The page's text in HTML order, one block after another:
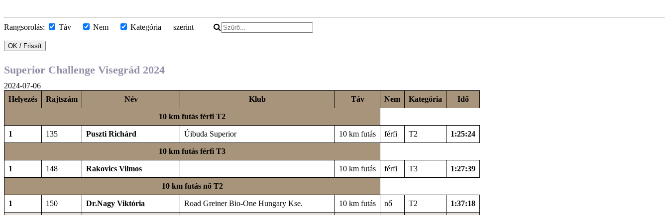
Rangsorolás: Táv Nem Kategória szerint
Superior Challenge Visegrád 2024
2024-07-06
Helyezés
Rajtszám Név Klub Táv Nem Kategória Idő
10 km futás férfi T2
1 135 Puszti Richárd Úibuda Superior 10 km futás férfi T2 1:25:24
10 km futás férfi T3
1 148 Rakovics Vilmos 10 km futás férfi T3 1:27:39
10 km futás nő T2
1 150 Dr.Nagy Viktória Road Greiner Bio-One Hungary Kse. 10 km futás nő T2 1:37:18